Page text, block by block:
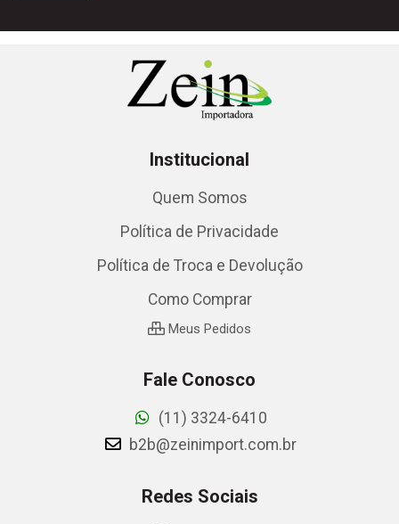
Institucional
Quem Somos
Política de Privacidade
Política de Troca e Devolução
Como Comprar
Meus Pedidos
Fale Conosco
(11) 3324-6410
b2b@zeinimport.com.br
Redes Sociais